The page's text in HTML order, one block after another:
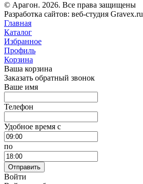
© Арагон. 2026. Все права защищены
Разработка сайтов: веб-студия Gravex.ru
Главная
Каталог
Избранное
Профиль
Корзина
Ваша корзина
Заказать обратный звонок
Ваше имя
Телефон
Удобное время c
по
Отправить
Войти